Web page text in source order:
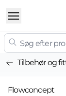
Tilbehør og
Flowconcept